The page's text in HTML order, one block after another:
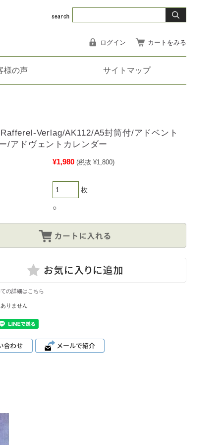
ログイン カートをみる
様の声 サイトマップ
Verlag/AK112/A5封筒付/アドベント
/アドヴェントカレンダー
¥1,980 (税抜 ¥1,800)
枚
○
の詳細はこちら
りません